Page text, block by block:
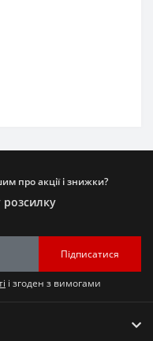
про акції і знижки?
розсилку
Підписатися
і згоден з вимогами